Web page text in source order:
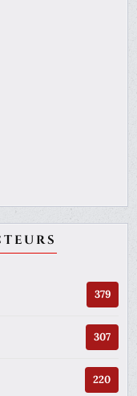
379
307
220